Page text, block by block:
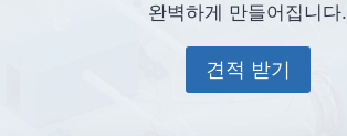
완벽하게 만들어집니다.
견적 받기